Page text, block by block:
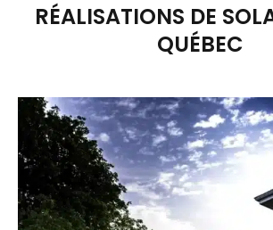
RÉALISATIONS DE
QUÉBEC